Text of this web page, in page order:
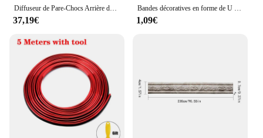
Diffuseur de Pare-Chocs Arrière de Voiture, Mathiateurs Latéraux pour Mercedes Benz Classe C W205 C180 C200 C260 C43 jas 2015-2021, Analyste de Carrosserie Tuning
37,19€
Bandes décoratives en forme de U pour sortie de climatiseur de voiture, garniture de moulage, protecteur d'angle de bord de porte, style de voiture, 10 pièces, 20cm
1,09€